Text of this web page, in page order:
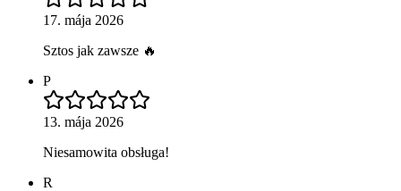
17. mája 2026
Sztos jak zawsze 🔥
P
13. mája 2026
Niesamowita obsługa!
R